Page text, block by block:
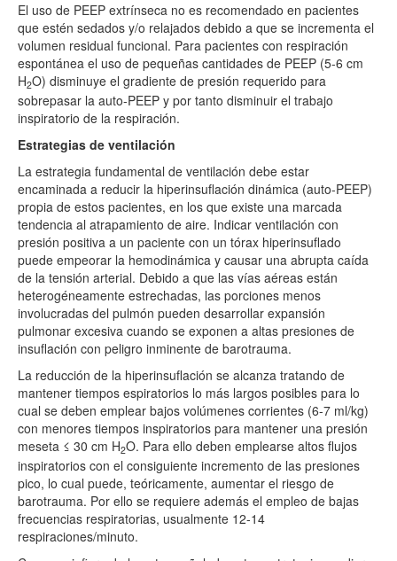
El uso de PEEP extrínseca no es recomendado en pacientes
que estén sedados y/o relajados debido a que se incrementa el
volumen residual funcional. Para pacientes con respiración
espontánea el uso de pequeñas cantidades de PEEP (5-6 cm
H2O) disminuye el gradiente de presión requerido para
sobrepasar la auto-PEEP y por tanto disminuir el trabajo
inspiratorio de la respiración.
Estrategias de ventilación
La estrategia fundamental de ventilación debe estar
encaminada a reducir la hiperinsuflación dinámica (auto-PEEP)
propia de estos pacientes, en los que existe una marcada
tendencia al atrapamiento de aire. Indicar ventilación con
presión positiva a un paciente con un tórax hiperinsuflado
puede empeorar la hemodinámica y causar una abrupta caída
de la tensión arterial. Debido a que las vías aéreas están
heterogéneamente estrechadas, las porciones menos
involucradas del pulmón pueden desarrollar expansión
pulmonar excesiva cuando se exponen a altas presiones de
insuflación con peligro inminente de barotrauma.
La reducción de la hiperinsuflación se alcanza tratando de
mantener tiempos espiratorios lo más largos posibles para lo
cual se deben emplear bajos volúmenes corrientes (6-7 ml/kg)
con menores tiempos inspiratorios para mantener una presión
meseta ≤ 30 cm H2O. Para ello deben emplearse altos flujos
inspiratorios con el consiguiente incremento de las presiones
pico, lo cual puede, teóricamente, aumentar el riesgo de
barotrauma. Por ello se requiere además el empleo de bajas
frecuencias respiratorias, usualmente 12-14
respiraciones/minuto.